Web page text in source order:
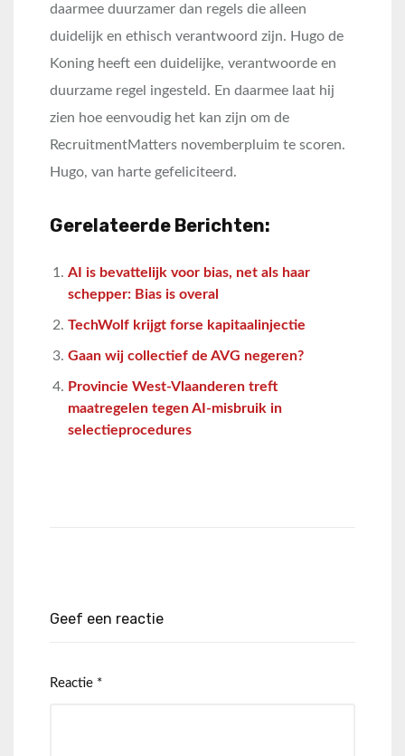
daarmee duurzamer dan regels die alleen
duidelijk en ethisch verantwoord zijn. Hugo de
Koning heeft een duidelijke, verantwoorde en
duurzame regel ingesteld. En daarmee laat hij
zien hoe eenvoudig het kan zijn om de
RecruitmentMatters novemberpluim te scoren.
Hugo, van harte gefeliciteerd.
Gerelateerde Berichten:
AI is bevattelijk voor bias, net als haar
schepper: Bias is overal
TechWolf krijgt forse kapitaalinjectie
Gaan wij collectief de AVG negeren?
Provincie West-Vlaanderen treft
maatregelen tegen AI-misbruik in
selectieprocedures
Geef een reactie
Reactie *